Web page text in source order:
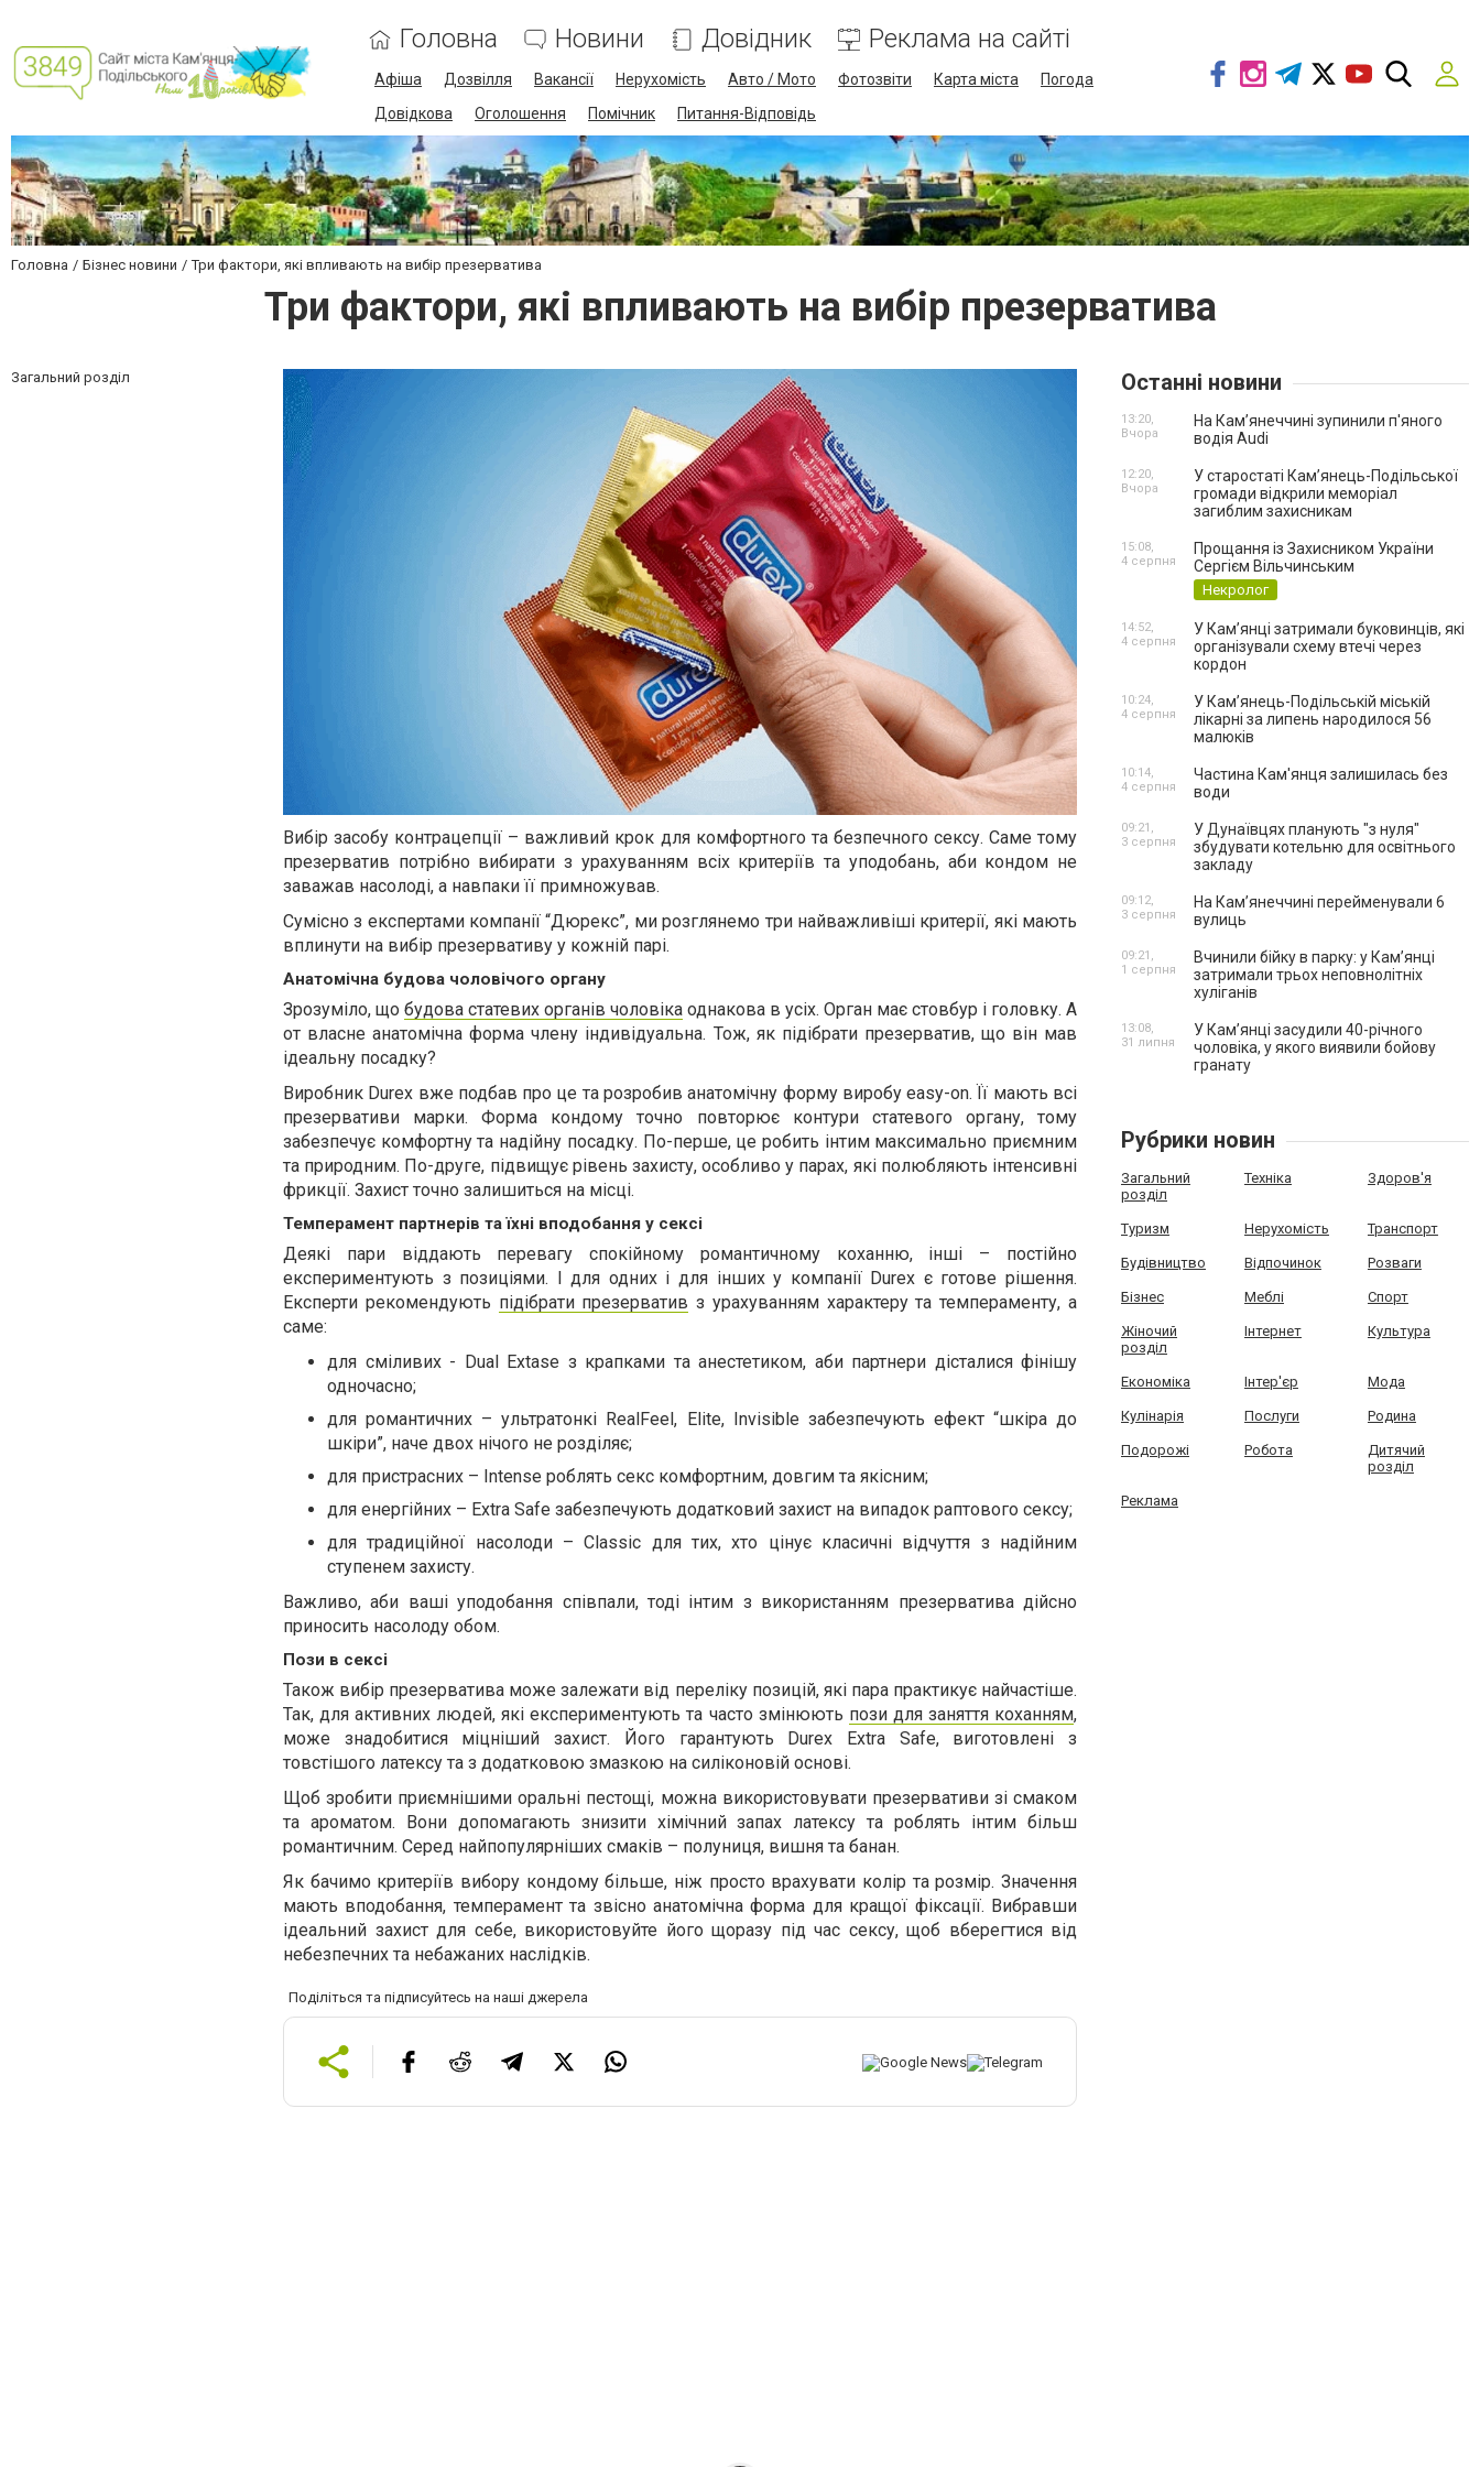
Головна Новини Довідник Реклама на сайті
Афіша Дозвілля Вакансії Нерухомість Авто / Мото Фотозвіти Карта міста
Погода
Довідкова
Оголошення Помічник Питання-Відповідь
Головна Бізнес новини Три фактори, які впливають на вибір презерватива
Три фактори, які впливають на вибір презерватива
Загальний розділ
Вибір засобу контрацепції – важливий крок для комфортного та безпечного сексу. Саме тому
презерватив потрібно вибирати з урахуванням всіх критеріїв та уподобань, аби кондом не
заважав насолоді, а навпаки її примножував.
Сумісно з експертами компанії “Дюрекс”, ми розглянемо три найважливіші критерії, які мають
вплинути на вибір презервативу у кожній парі.
Анатомічна будова чоловічого органу
Зрозуміло, що будова статевих органів чоловіка однакова в усіх. Орган має стовбур і головку. А
от власне анатомічна форма члену індивідуальна. Тож, як підібрати презерватив, що він мав
ідеальну посадку?
Виробник Durex вже подбав про це та розробив анатомічну форму виробу easy-on. Її мають всі
презервативи марки. Форма кондому точно повторює контури статевого органу, тому
забезпечує комфортну та надійну посадку. По-перше, це робить інтим максимально приємним
та природним. По-друге, підвищує рівень захисту, особливо у парах, які полюбляють інтенсивні
фрикції. Захист точно залишиться на місці.
Темперамент партнерів та їхні вподобання у сексі
Деякі пари віддають перевагу спокійному романтичному коханню, інші – постійно
експериментують з позиціями. І для одних і для інших у компанії Durex є готове рішення.
Експерти рекомендують підібрати презерватив з урахуванням характеру та темпераменту, а
саме:
для сміливих - Dual Extase з крапками та анестетиком, аби партнери дісталися фінішу
одночасно;
для романтичних – ультратонкі RealFeel, Elite, Invisible забезпечують ефект “шкіра до
шкіри”, наче двох нічого не розділяє;
для пристрасних – Intense роблять секс комфортним, довгим та якісним;
для енергійних – Extra Safe забезпечують додатковий захист на випадок раптового сексу;
для традиційної насолоди – Classic для тих, хто цінує класичні відчуття з надійним
ступенем захисту.
Важливо, аби ваші уподобання співпали, тоді інтим з використанням презерватива дійсно
приносить насолоду обом.
Пози в сексі
Також вибір презерватива може залежати від переліку позицій, які пара практикує найчастіше.
Так, для активних людей, які експериментують та часто змінюють пози для заняття коханням,
може знадобитися міцніший захист. Його гарантують Durex Extra Safe, виготовлені з
товстішого латексу та з додатковою змазкою на силіконовій основі.
Щоб зробити приємнішими оральні пестощі, можна використовувати презервативи зі смаком
та ароматом. Вони допомагають знизити хімічний запах латексу та роблять інтим більш
романтичним. Серед найпопулярніших смаків – полуниця, вишня та банан.
Як бачимо критеріїв вибору кондому більше, ніж просто врахувати колір та розмір. Значення
мають вподобання, темперамент та звісно анатомічна форма для кращої фіксації. Вибравши
ідеальний захист для себе, використовуйте його щоразу під час сексу, щоб вберегтися від
небезпечних та небажаних наслідків.
Поділіться та підписуйтесь на наші джерела
Останні новини
На Камʼянеччині зупинили п'яного
водія Audi
13:20,
Вчора
У старостаті Кам’янець-Подільської
громади відкрили меморіал
загиблим захисникам
12:20,
Вчора
Прощання із Захисником України
Сергієм Вільчинським
Некролог
15:08,
4 серпня
У Кам’янці затримали буковинців, які
організували схему втечі через
кордон
14:52,
4 серпня
У Кам’янець-Подільській міській
лікарні за липень народилося 56
малюків
10:24,
4 серпня
Частина Кам'янця залишилась без
води
10:14,
4 серпня
У Дунаївцях планують "з нуля"
збудувати котельню для освітнього
закладу
09:21,
3 серпня
На Камʼянеччині перейменували 6
вулиць
09:12,
3 серпня
Вчинили бійку в парку: у Кам’янці
затримали трьох неповнолітніх
хуліганів
09:21,
1 серпня
У Камʼянці засудили 40-річного
чоловіка, у якого виявили бойову
гранату
13:08,
31 липня
Рубрики новин
Загальний
розділ
Техніка Здоров'я
Туризм Нерухомість Транспорт
Будівництво Відпочинок Розваги
Бізнес Меблі Спорт
Жіночий
розділ
Інтернет Культура
Економіка Інтер'єр Мода
Кулінарія Послуги Родина
Подорожі Робота
Дитячий
розділ
Реклама